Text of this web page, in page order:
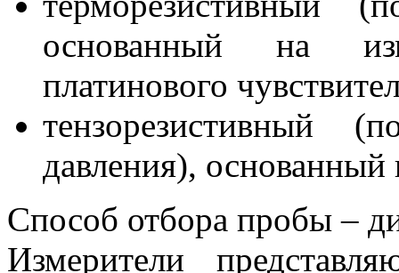
основанный на
платинового
тензорезистивный
давления), основанный
Способ отбора пробы –
Измерители